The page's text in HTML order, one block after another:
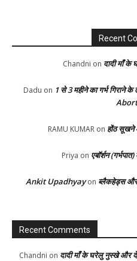
Recent
Chandni on दादी माँ
Dadu on 1 से 3 महीने का गर्भ
RAMU KUMAR on होंठ सूखने
Priya on एबॉर्शन
Ankit Upadhyayon ब्लैकहेड्स और
Recent Comments
Chandni on दादी माँ के घरेलु नुस्खे और